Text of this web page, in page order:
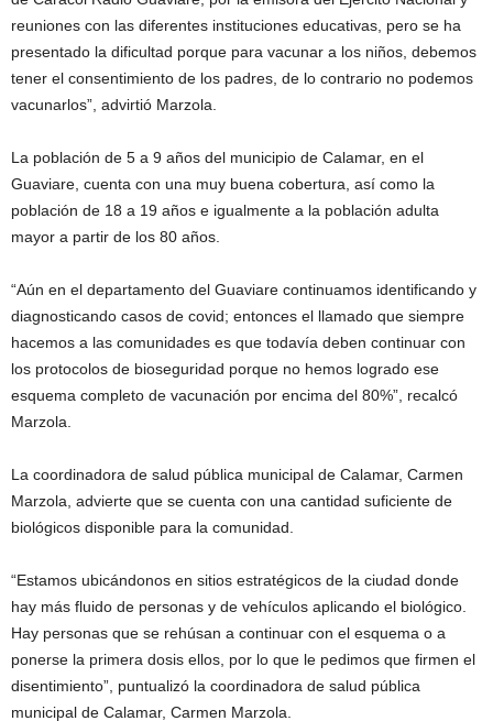
reuniones con las diferentes instituciones educativas, pero se ha
presentado la dificultad porque para vacunar a los niños, debemos
tener el consentimiento de los padres, de lo contrario no podemos
vacunarlos”, advirtió Marzola.
La población de 5 a 9 años del municipio de Calamar, en el
Guaviare, cuenta con una muy buena cobertura, así como la
población de 18 a 19 años e igualmente a la población adulta
mayor a partir de los 80 años.
“Aún en el departamento del Guaviare continuamos identificando y
diagnosticando casos de covid; entonces el llamado que siempre
hacemos a las comunidades es que todavía deben continuar con
los protocolos de bioseguridad porque no hemos logrado ese
esquema completo de vacunación por encima del 80%”, recalcó
Marzola.
La coordinadora de salud pública municipal de Calamar, Carmen
Marzola, advierte que se cuenta con una cantidad suficiente de
biológicos disponible para la comunidad.
“Estamos ubicándonos en sitios estratégicos de la ciudad donde
hay más fluido de personas y de vehículos aplicando el biológico.
Hay personas que se rehúsan a continuar con el esquema o a
ponerse la primera dosis ellos, por lo que le pedimos que firmen el
disentimiento”, puntualizó la coordinadora de salud pública
municipal de Calamar, Carmen Marzola.